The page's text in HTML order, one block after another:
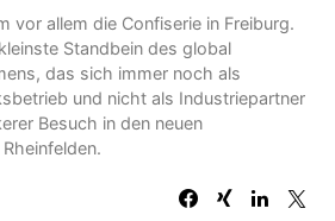
vor allem die Confiserie in Freiburg.
Standbein des global
das sich immer noch als
und nicht als Industriepartner
Besuch in den neuen